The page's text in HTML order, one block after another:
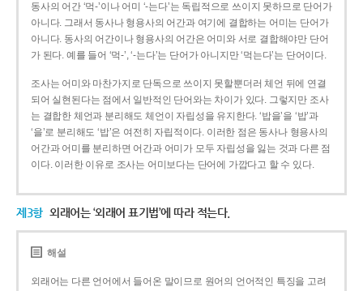
동사의 어간 ‘먹-­’이나 어미 ‘­-는다’는 독립적으로 쓰이지 못하므로 단어가
아니다. 그래서 동사나 형용사의 어간과 여기에 결합하는 어미는 단어가
아니다. 동사의 어간이나 형용사의 어간은 어미와 서로 결합해야만 단어
가 된다. 예를 들어 ‘먹-’, ‘-는다’는 단어가 아니지만 ‘먹는다’는 단어이다.
조사는 어미와 마찬가지로 단독으로 쓰이지 못할뿐더러 체언 뒤에 연결
되어 실현된다는 점에서 일반적인 단어와는 차이가 있다. 그렇지만 조사
는 결합한 체언과 분리해도 체언이 자립성을 유지한다. ‘밥을’을 ‘밥’과
‘을’로 분리해도 ‘밥’은 여전히 자립적이다. 이러한 점은 동사나 형용사의
어간과 어미를 분리하면 어간과 어미가 모두 자립성을 잃는 것과 다른 점
이다. 이러한 이유로 조사는 어미보다는 단어에 가깝다고 할 수 있다.
제3항 외래어는 ‘외래어 표기법’에 따라 적는다.
해설
외래어는 다른 언어에서 들어온 말이므로 원어의 언어적인 특징을 고려